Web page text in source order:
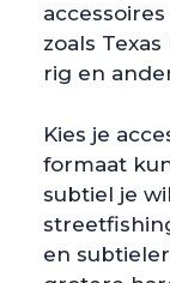
zoals
rig en
Kies je
formaat
subtiel je
en